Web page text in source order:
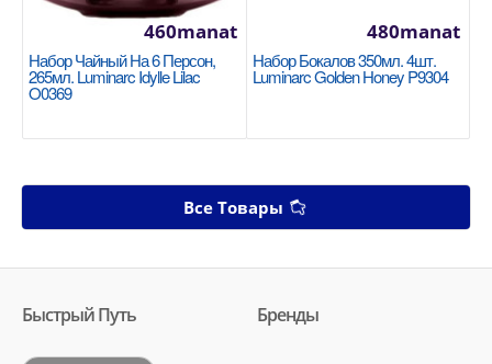
Набор Чайный На 6 Персон,
265мл. Luminarc Idylle Lilac
O0369
460manat
Набор Бокалов 350мл. 4шт.
Luminarc Golden Honey P9304
480manat
Все Товары
Быстрый Путь Бренды